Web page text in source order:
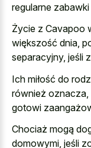
regularne
Życie z Cavapoo
większość dnia,
separacyjny, jeśli
Ich miłość do
również oznacza,
gotowi
Chociaż mogą
domowymi, jeśli